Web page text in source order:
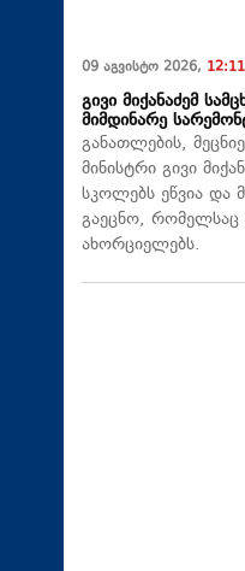
09 აგვისტო 2026, 12:11
გივი მიქანაძემ
მიმდინარე
განათლების,
მინისტრი გივი
სკოლებს ეწვია და
გაეცნო,
ახორციელებს.